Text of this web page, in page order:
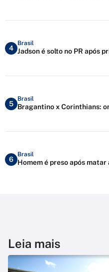
4
Brasil
Jadson é solto no PR após
5
Brasil
Bragantino x Corinthians:
6
Brasil
Homem é preso após
Leia mais